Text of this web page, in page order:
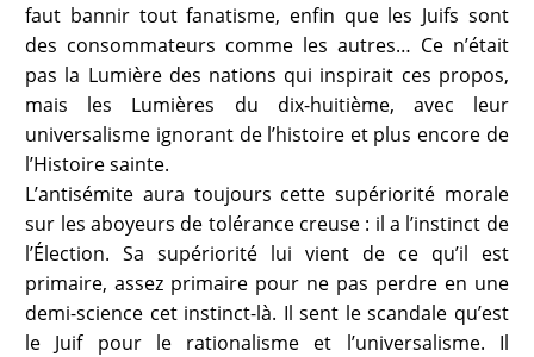
faut bannir tout fanatisme, enfin que les Juifs sont
des consommateurs comme les autres… Ce n’était
pas la Lumière des nations qui inspirait ces propos,
mais les Lumières du dix-huitième, avec leur
universalisme ignorant de l’histoire et plus encore de
l’Histoire sainte.
L’antisémite aura toujours cette supériorité morale
sur les aboyeurs de tolérance creuse : il a l’instinct de
l’Élection. Sa supériorité lui vient de ce qu’il est
primaire, assez primaire pour ne pas perdre en une
demi-science cet instinct-là. Il sent le scandale qu’est
le Juif pour le rationalisme et l’universalisme. Il